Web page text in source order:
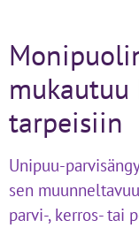
mukautuu
tarpeisiin
Unipuu-
sen
parvi-, kerros- tai